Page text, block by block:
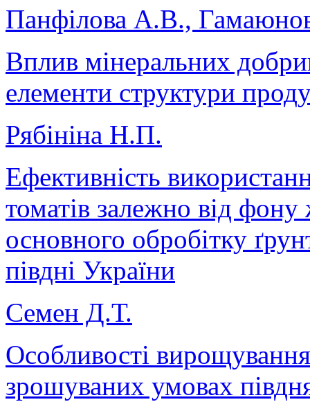
Панфілова А.В.,
Вплив мінеральних
елементи структури
Рябініна Н.П.
Ефективність
томатів залежно від
основного обробітку
півдні України
Семен Д.Т.
Особливості
зрошуваних умовах